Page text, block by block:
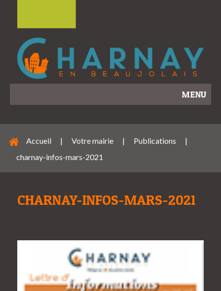
MENU
Accueil | Votre mairie | Publications
|
charnay-infos-mars-2021
CHARNAY-INFOS-MARS-2021